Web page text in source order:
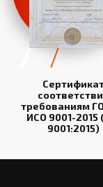
требованиям
ИСО 9001-2015
9001:2015)